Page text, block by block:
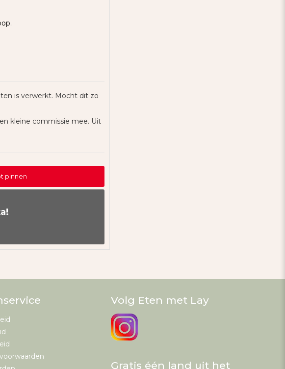
is verwerkt. Mocht dit zo
kleine commissie mee. Uit
pinnen
Volg Eten met Lay
Gratis één land uit het